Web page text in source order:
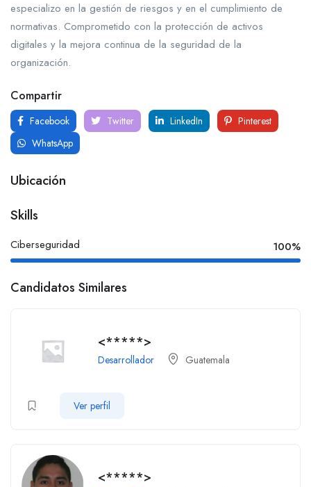
especializo en la gestión de riesgos y en el cumplimiento de
normativas. Comprometido con la protección de activos
digitales y la mejora continua de la seguridad de la
organización.
Compartir
Facebook Twitter LinkedIn
Pinterest
WhatsApp
Ubicación
Skills
Ciberseguridad 100%
Candidatos Similares
<*****>
Desarrollador Guatemala
Ver perfil
<*****>